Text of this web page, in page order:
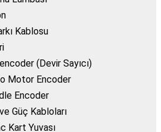
Kablosu
(Devir Sayıcı)
Motor Encoder
Encoder
Güç Kabloları
Kart Yuvası